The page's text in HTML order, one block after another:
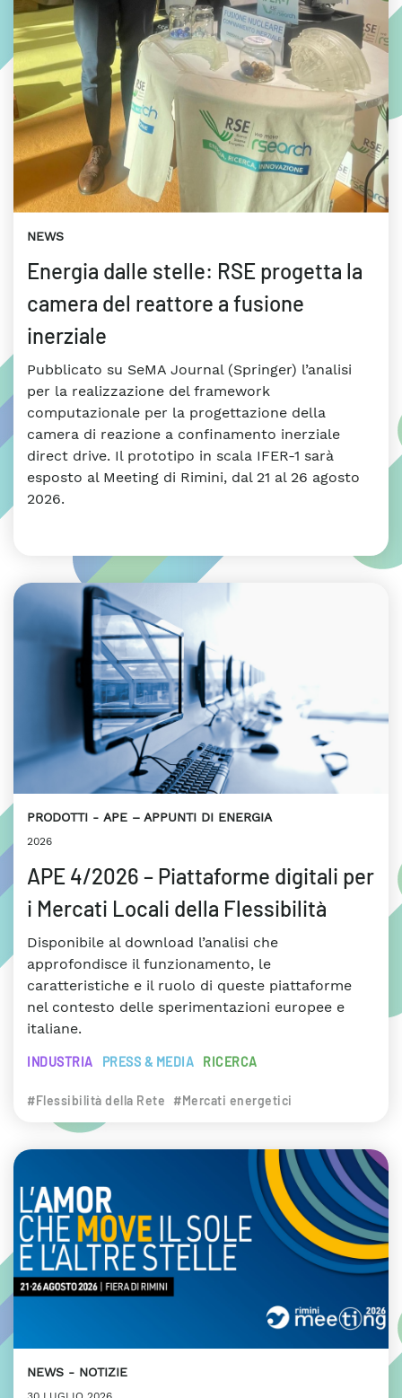
NEWS
Energia dalle stelle: RSE progetta la
camera del reattore a fusione
inerziale
Pubblicato su SeMA Journal (Springer) l’analisi
per la realizzazione del framework
computazionale per la progettazione della
camera di reazione a confinamento inerziale
direct drive. Il prototipo in scala IFER-1 sarà
esposto al Meeting di Rimini, dal 21 al 26 agosto
2026.
PRODOTTI APE – APPUNTI DI ENERGIA
2026
APE 4/2026 – Piattaforme digitali per
i Mercati Locali della Flessibilità
Disponibile al download l’analisi che
approfondisce il funzionamento, le
caratteristiche e il ruolo di queste piattaforme
nel contesto delle sperimentazioni europee e
italiane.
INDUSTRIA PRESS & MEDIA RICERCA
#Flessibilità della Rete #Mercati energetici
NEWS NOTIZIE